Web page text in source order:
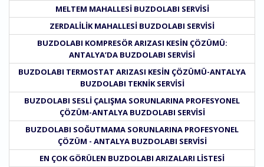
MELTEM MAHALLESI BUZDOLABI SERVISI
ZERDALILIK MAHALLESI BUZDOLABI SERVISI
BUZDOLABI KOMPRESÖR ARIZASI KESIN ÇÖZÜMÜ:
ANTALYA’DA BUZDOLABI SERVISI
BUZDOLABI TERMOSTAT ARIZASI KESIN ÇÖZÜMÜ-ANTALYA
BUZDOLABI TEKNIK SERVISI
BUZDOLABI SESLI ÇALIŞMA SORUNLARINA PROFESYONEL
ÇÖZÜM-ANTALYA BUZDOLABI SERVISI
BUZDOLABI SOĞUTMAMA SORUNLARINA PROFESYONEL
ÇÖZÜM - ANTALYA BUZDOLABI SERVISI
EN ÇOK GÖRÜLEN BUZDOLABI ARIZALARI LISTESI